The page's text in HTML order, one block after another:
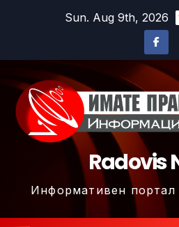
Sun. Aug 9th, 2026
Radovis
Информативен портал